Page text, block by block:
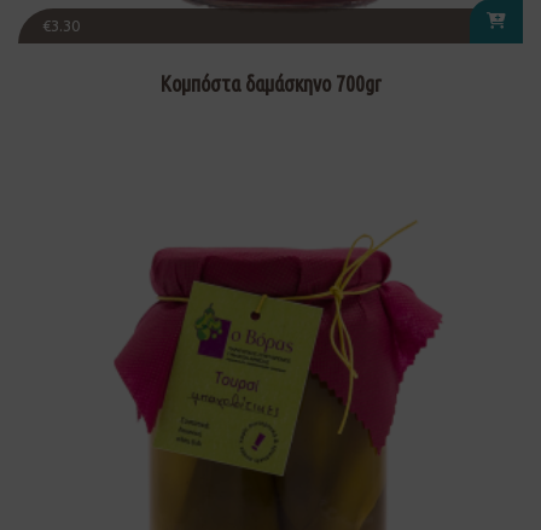
€3.30
Κομπόστα δαμάσκηνο 700gr